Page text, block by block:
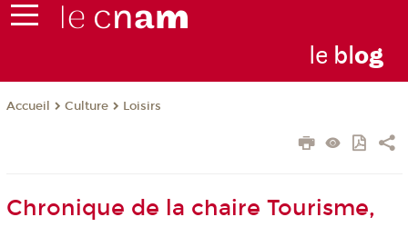
le blog
Accueil Culture Loisirs
Chronique de la chaire Tourisme,